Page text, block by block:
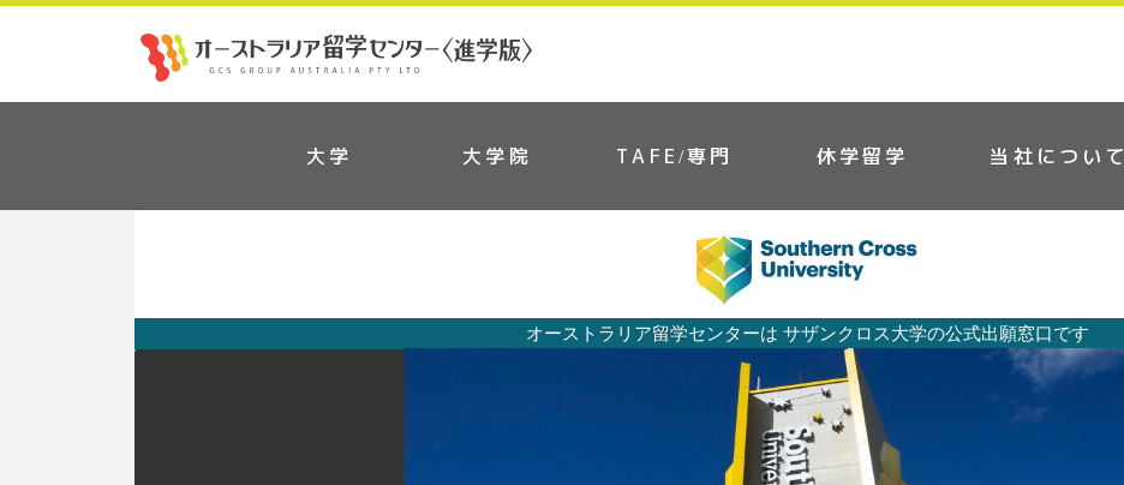
大学 大学院 TAFE/専門 休学留学 当社について
オーストラリア留学センターは サザンクロス大学の公式出願窓口です